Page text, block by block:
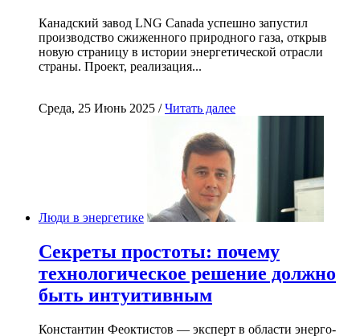
Канадский завод LNG Canada успешно запустил
производство сжиженного природного газа, открыв
новую страницу в истории энергетической отрасли
страны. Проект, реализация...
Среда, 25 Июнь 2025 /Читать далее
Люди в энергетике
Секреты простоты: почему
технологическое решение должно
быть интуитивным
Константин Феоктистов — эксперт в области энерго-